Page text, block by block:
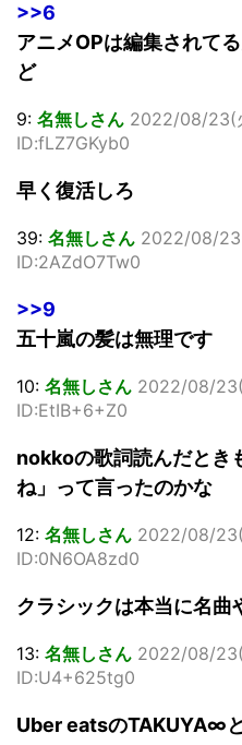
>>6
アニメOPは編集されて
ど
9: 名無しさん 2022/08/23(
ID:fLZ7GKyb0
早く復活しろ
39: 名無しさん 2022/08/
ID:2AZdO7Tw0
>>9
五十嵐の髪は無理です
10: 名無しさん 2022/08/
ID:EtIB+6+Z0
nokkoの歌詞読んだとき
ね」って言ったのかな
12: 名無しさん 2022/08/
ID:0N6OA8zd0
クラシックは本当に名曲
13: 名無しさん 2022/08/
ID:U4+625tg0
Uber eatsのTAKUYA∞